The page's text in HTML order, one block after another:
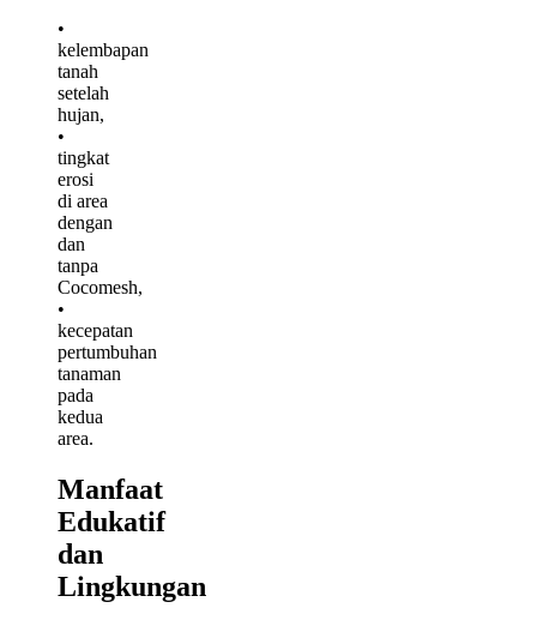
•
kelembapan
tanah
setelah
hujan,
•
tingkat
erosi
di area
dengan
dan
tanpa
Cocomesh,
•
kecepatan
pertumbuhan
tanaman
pada
kedua
area.
Manfaat
Edukatif
dan
Lingkungan